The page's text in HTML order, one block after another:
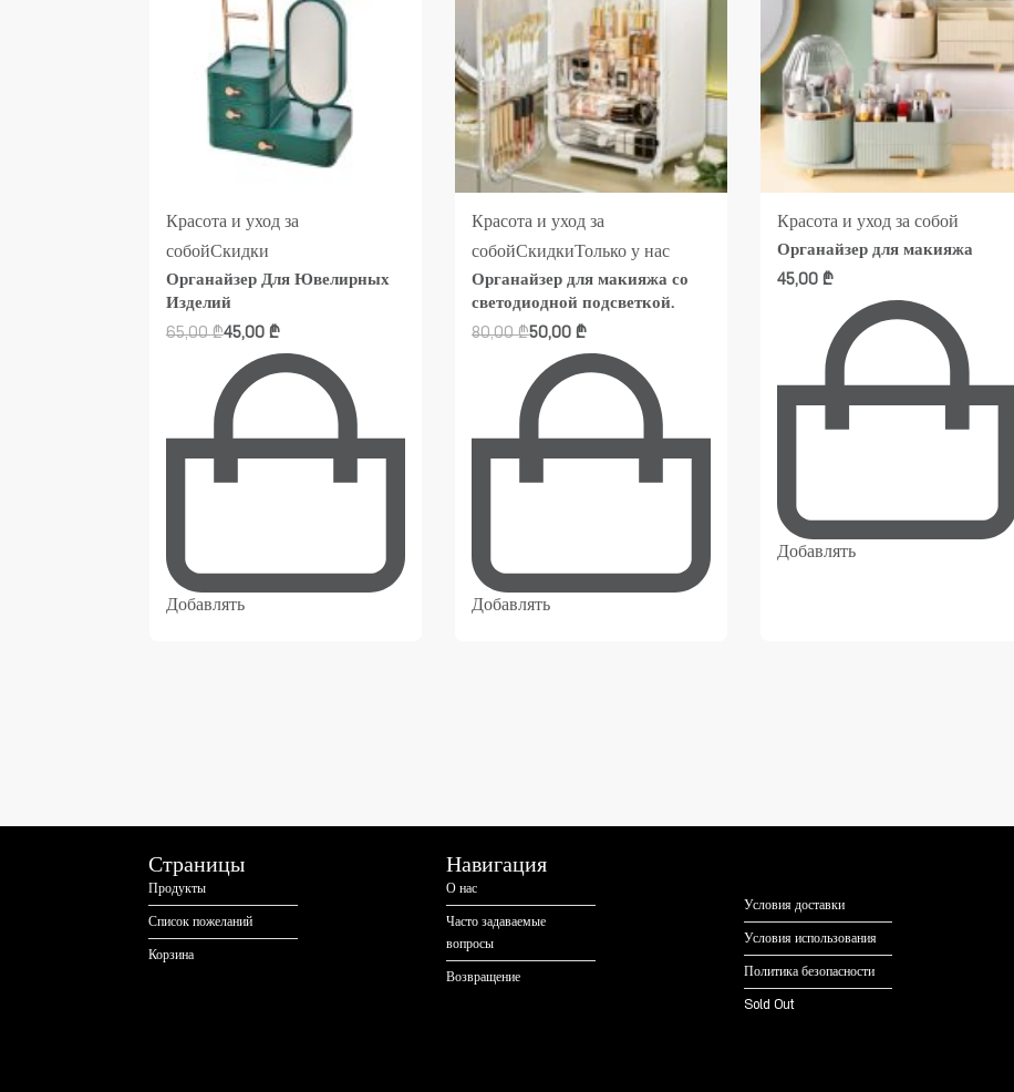
Красота и уход за
собойСкидки
Органайзер Для Ювелирных
Изделий
65,00₾45,00 ₾
Добавлять
Красота и уход за
собойСкидкиТолько у нас
Органайзер для макияжа со
светодиодной подсветкой.
80,00₾50,00₾
Добавлять
Красота и уход за собой
Органайзер для макияжа
45,00₾
Добавлять
Страницы
Продукты
Список пожеланий
Корзина
Навигация
О нас
Часто задаваемые
вопросы
Возвращение
Условия доставки
Условия использования
Политика безопасности
Sold Out